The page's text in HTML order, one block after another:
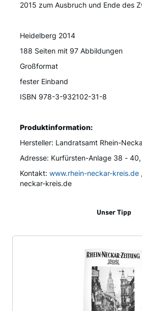
2015 zum Ausbruch und Ende des
Heidelberg 2014
188 Seiten mit 97 Abbildungen
Großformat
fester Einband
ISBN 978-3-932102-31-8
Produktinformation:
Hersteller: Landratsamt Rhein-
Adresse: Kurfürsten-Anlage 38 -
Kontakt: www.rhein-neckar-kreis.de
neckar-kreis.de
Unser Tipp